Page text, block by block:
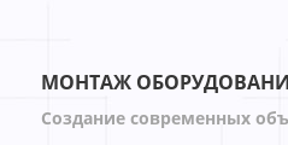
МОНТАЖ
Создание современных